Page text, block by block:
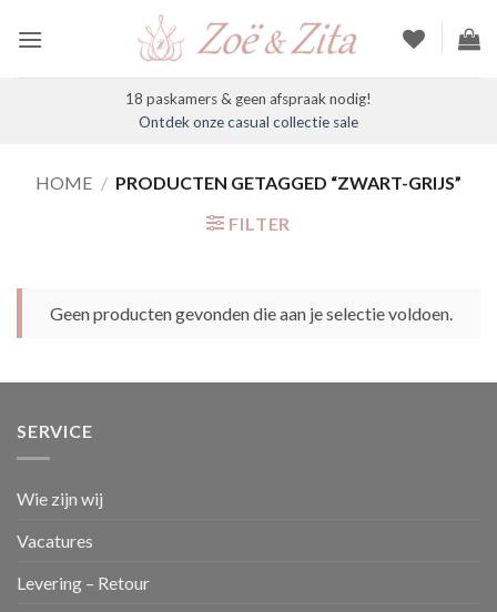
naar
18 paskamers & geen afspraak nodig!
Ontdek onze casual collectie sale
HOME / PRODUCTEN GETAGGED “ZWART-GRIJS”
FILTER
Geen producten gevonden die aan je selectie voldoen.
SERVICE
Wie zijn wij
Vacatures
Levering – Retour